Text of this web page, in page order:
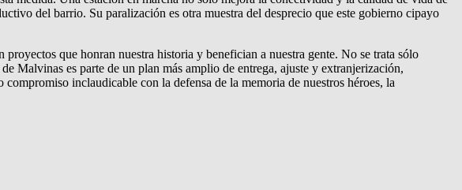
del barrio. Su paralización es otra muestra del desprecio que este gobierno cipayo
que honran nuestra historia y benefician a nuestra gente. No se trata sólo
Malvinas es parte de un plan más amplio de entrega, ajuste y extranjerización,
inclaudicable con la defensa de la memoria de nuestros héroes, la